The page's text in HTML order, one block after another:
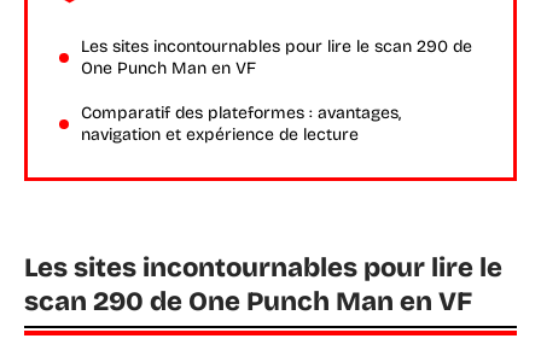
Les sites incontournables pour lire le scan 290 de
One Punch Man en VF
Comparatif des plateformes : avantages,
navigation et expérience de lecture
Les sites incontournables pour lire le
scan 290 de One Punch Man en VF